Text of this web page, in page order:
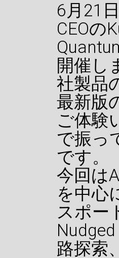
6月21
CEOの
開催し
社製品
最新版
ご体験
で振っ
です。
今回は
を中心
スポー
路探索